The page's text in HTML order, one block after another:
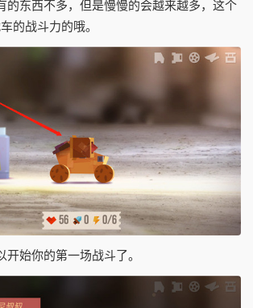
的东西不多，但是慢慢的会越来越多，这个
的战斗力的哦。
开始你的第一场战斗了。